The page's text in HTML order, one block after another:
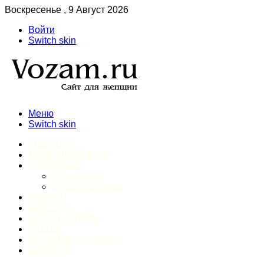
Воскресенье , 9 Август 2026
Войти
Switch skin
Меню
Switch skin